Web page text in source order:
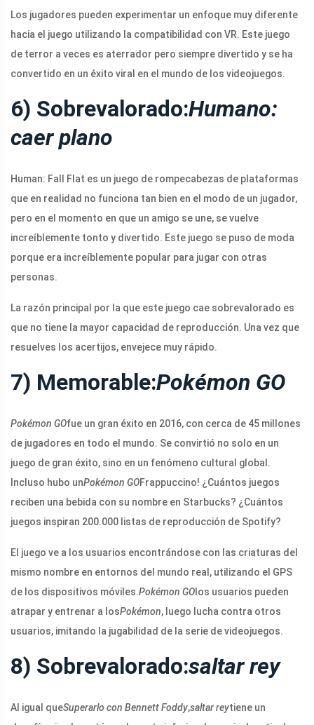
Los jugadores pueden experimentar un enfoque muy diferente
hacia el juego utilizando la compatibilidad con VR. Este juego
de terror a veces es aterrador pero siempre divertido y se ha
convertido en un éxito viral en el mundo de los videojuegos.
6) Sobrevalorado:Humano:
caer plano
Human: Fall Flat es un juego de rompecabezas de plataformas
que en realidad no funciona tan bien en el modo de un jugador,
pero en el momento en que un amigo se une, se vuelve
increíblemente tonto y divertido. Este juego se puso de moda
porque era increíblemente popular para jugar con otras
personas.
La razón principal por la que este juego cae sobrevalorado es
que no tiene la mayor capacidad de reproducción. Una vez que
resuelves los acertijos, envejece muy rápido.
7) Memorable:Pokémon GO
Pokémon GOfue un gran éxito en 2016, con cerca de 45 millones
de jugadores en todo el mundo. Se convirtió no solo en un
juego de gran éxito, sino en un fenómeno cultural global.
Incluso hubo unPokémon GOFrappuccino! ¿Cuántos juegos
reciben una bebida con su nombre en Starbucks? ¿Cuántos
juegos inspiran 200.000 listas de reproducción de Spotify?
El juego ve a los usuarios encontrándose con las criaturas del
mismo nombre en entornos del mundo real, utilizando el GPS
de los dispositivos móviles.Pokémon GO los usuarios pueden
atrapar y entrenar a losPokémon, luego lucha contra otros
usuarios, imitando la jugabilidad de la serie de videojuegos.
8) Sobrevalorado:saltar rey
Al igual queSuperarlo con Bennett Foddy,saltar reytiene un